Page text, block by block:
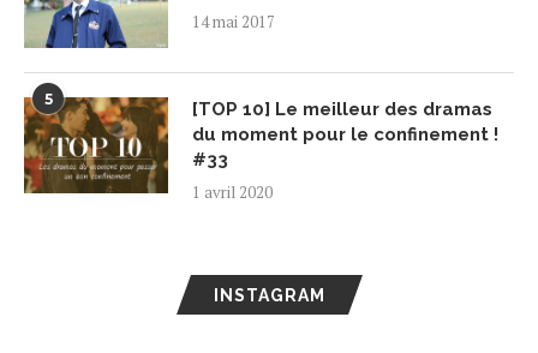
14 mai 2017
5
[TOP 10] Le meilleur des dramas
du moment pour le confinement !
#33
1 avril 2020
INSTAGRAM